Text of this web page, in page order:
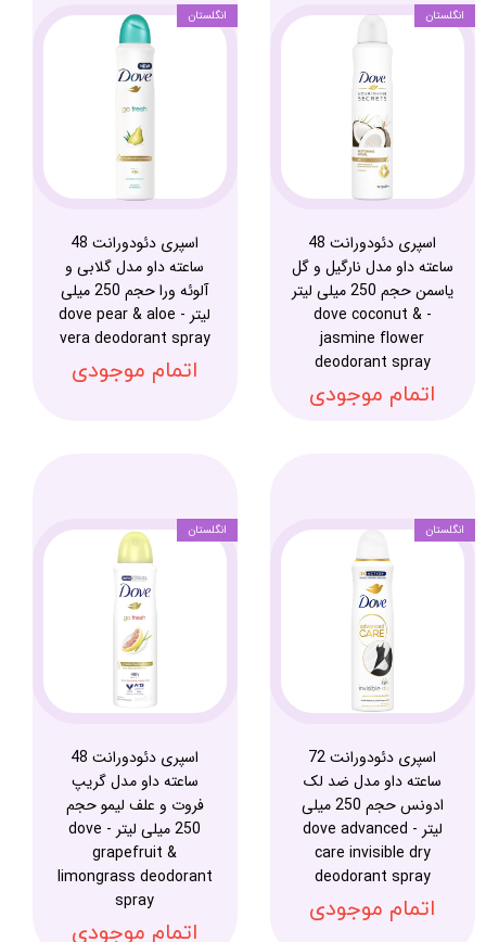
اسپری دئودورانت 48
ساعته داو مدل نارگیل و گل
یاسمن حجم 250 میلی لیتر
- dove coconut &
jasmine flower
deodorant spray
اتمام موجودی
انگلستان
اسپری دئودورانت 48
ساعته داو مدل گلابی و
آلوئه ورا حجم 250 میلی
لیتر - dove pear & aloe
vera deodorant spray
اتمام موجودی
انگلستان
اسپری دئودورانت 72
ساعته داو مدل ضد لک
ادونس حجم 250 میلی
لیتر - dove advanced
care invisible dry
deodorant spray
اتمام موجودی
انگلستان
اسپری دئودورانت 48
ساعته داو مدل گریپ
فروت و علف لیمو حجم
250 میلی لیتر - dove
grapefruit &
limongrass deodorant
spray
اتمام موجودی
انگلستان